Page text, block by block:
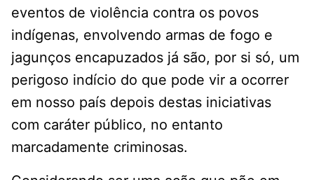
eventos de violência contra os povos
indígenas, envolvendo armas de fogo e
jagunços encapuzados já são, por si só, um
perigoso indício do que pode vir a ocorrer
em nosso país depois destas iniciativas
com caráter público, no entanto
marcadamente criminosas.